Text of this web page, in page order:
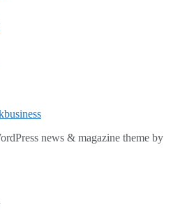
news & magazine theme by